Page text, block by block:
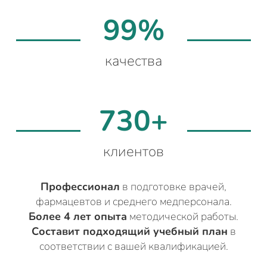
99%
качества
730+
клиентов
Профессионал в подготовке врачей,
фармацевтов и среднего медперсонала.
Более 4 лет опыта методической работы.
Составит подходящий учебный план в
соответствии с вашей квалификацией.